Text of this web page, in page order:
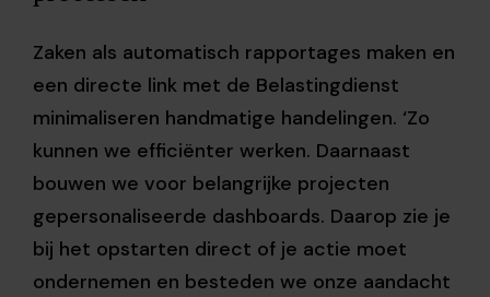
Zaken als automatisch rapportages maken en
een directe link met de Belastingdienst
minimaliseren handmatige handelingen. ‘Zo
kunnen we efficiënter werken. Daarnaast
bouwen we voor belangrijke projecten
gepersonaliseerde dashboards. Daarop zie je
bij het opstarten direct of je actie moet
ondernemen en besteden we onze aandacht